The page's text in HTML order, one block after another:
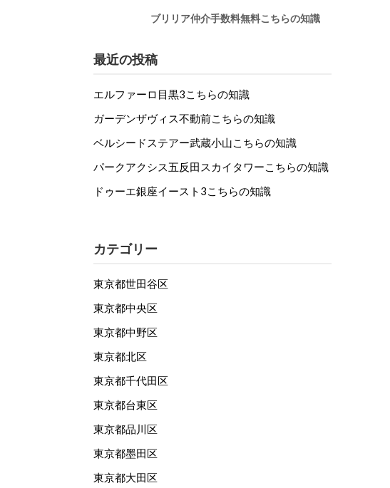
ブリリア仲介手数料無料こちらの知識
最近の投稿
エルファーロ目黒3こちらの知識
ガーデンザヴィス不動前こちらの知識
ベルシードステアー武蔵小山こちらの知識
パークアクシス五反田スカイタワーこちらの知識
ドゥーエ銀座イースト3こちらの知識
カテゴリー
東京都世田谷区
東京都中央区
東京都中野区
東京都北区
東京都千代田区
東京都台東区
東京都品川区
東京都墨田区
東京都大田区